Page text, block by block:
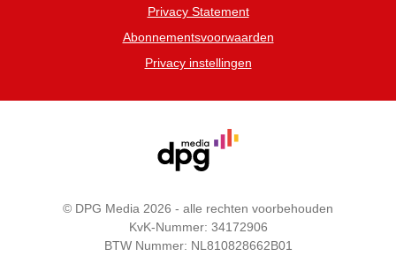
Privacy Statement
Abonnementsvoorwaarden
Privacy instellingen
© DPG Media 2026 - alle rechten voorbehouden
KvK-Nummer: 34172906
BTW Nummer: NL810828662B01